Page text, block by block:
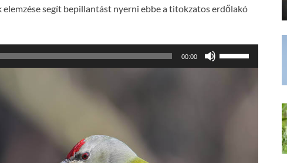
elemzése segít bepillantást nyerni ebbe a titokzatos erdőlakó
00:00
hangerő
csökkentéséhez